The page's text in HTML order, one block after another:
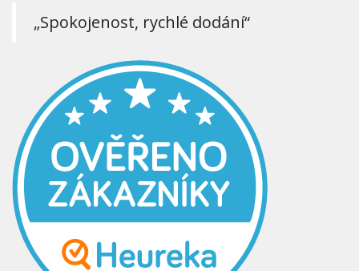
„Spokojenost, rychlé dodání“